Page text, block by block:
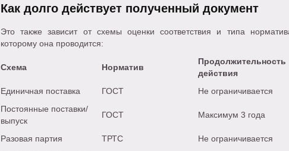
Как долго действует полученный документ
Это также зависит от схемы оценки соответствия и типа
которому она проводится:
Схема Норматив
Продолжительность
действия
Единичная поставка
ГОСТ
Не ограничивается
Постоянные поставки/
выпуск
ГОСТ Максимум 3 года
Разовая партия ТРТС
Не ограничивается